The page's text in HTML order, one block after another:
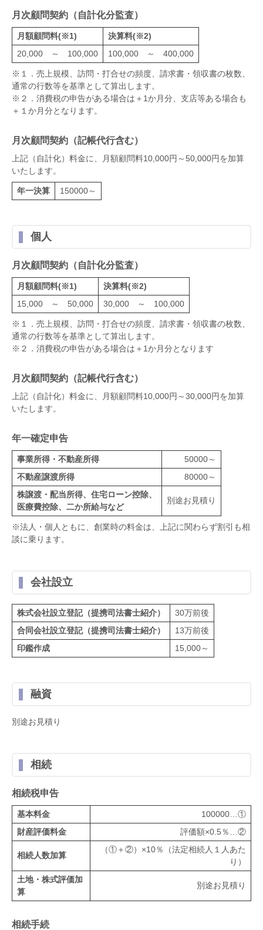
月次顧問契約（自計化分監査）
月額顧問料(※1)
決算料(※2)
20,000 ～ 100,000
100,000 ～ 400,000
※１．売上規模、訪問・打合せの頻度、請求書・領収書の枚数、
通常の行数等を基準として算出します。
※２．消費税の申告がある場合は＋1か月分、支店等ある場合も
＋１か月分となります。
月次顧問契約（記帳代行含む）
上記（自計化）料金に、月額顧問料10,000円～50,000円を加算
いたします。
年一決算 150000～
個人
月次顧問契約（自計化分監査）
月額顧問料(※1)
決算料(※2)
15,000 ～ 50,000
30,000 ～ 100,000
※１．売上規模、訪問・打合せの頻度、請求書・領収書の枚数、
通常の行数等を基準として算出します。
※２．消費税の申告がある場合は＋1か月分となります
月次顧問契約（記帳代行含む）
上記（自計化）料金に、月額顧問料10,000円～30,000円を加算
いたします。
年一確定申告
事業所得・不動産所得
50000～
不動産譲渡所得
80000～
株譲渡・配当所得、住宅ローン控除、
医療費控除、二か所給与など
別途お見積り
※法人・個人ともに、創業時の料金は、上記に関わらず割引も相
談に乗ります。
会社設立
株式会社設立登記（提携司法書士紹介）
30万前後
合同会社設立登記（提携司法書士紹介）
13万前後
印鑑作成
15,000～
融資
別途お見積り
相続
相続税申告
基本料金
100000…①
財産評価料金
評価額×0.5％…②
相続人数加算
（①＋②）×10％（法定相続人１人あた
り）
土地・株式評価加
算
別途お見積り
相続手続